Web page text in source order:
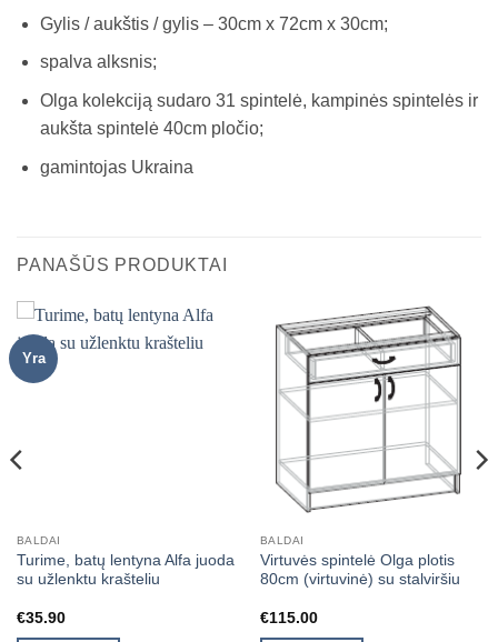
Gylis / aukštis / gylis – 30cm x 72cm x 30cm;
spalva alksnis;
Olga kolekciją sudaro 31 spintelė, kampinės spintelės ir
aukšta spintelė 40cm pločio;
gamintojas Ukraina
PANAŠŪS PRODUKTAI
Yra
BALDAI
Turime, batų lentyna Alfa juoda
su užlenktu krašteliu
€35.90
BALDAI
Virtuvės spintelė Olga plotis
80cm (virtuvinė) su stalviršiu
€115.00